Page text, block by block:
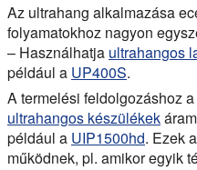
Az ultrahang alkalmazása
folyamatokhoz nagyon
– Használhatja ultrahangos
például a UP400S.
A termelési feldolgozáshoz
ultrahangos készülékek
például a UIP1500hd. Ezek
működnek, pl. amikor egyik